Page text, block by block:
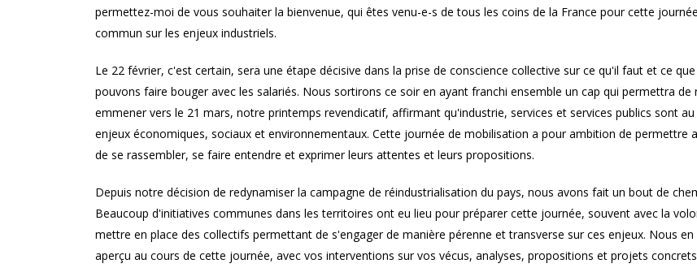
permettez-moi de vous souhaiter la bienvenue, qui êtes venu-e-s de tous les coins de la France pour cette
commun sur les enjeux industriels.
Le 22 février, c'est certain, sera une étape décisive dans la prise de conscience collective sur ce qu'il faut et ce
pouvons faire bouger avec les salariés. Nous sortirons ce soir en ayant franchi ensemble un cap qui permettra de
emmener vers le 21 mars, notre printemps revendicatif, affirmant qu'industrie, services et services publics sont
enjeux économiques, sociaux et environnementaux. Cette journée de mobilisation a pour ambition de permettre
de se rassembler, se faire entendre et exprimer leurs attentes et leurs propositions.
Depuis notre décision de redynamiser la campagne de réindustrialisation du pays, nous avons fait un bout de
Beaucoup d'initiatives communes dans les territoires ont eu lieu pour préparer cette journée, souvent avec la
mettre en place des collectifs permettant de s'engager de manière pérenne et transverse sur ces enjeux. Nous en
aperçu au cours de cette journée, avec vos interventions sur vos vécus, analyses, propositions et projets